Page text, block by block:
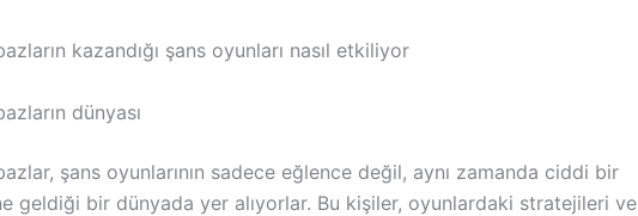
kazandığı şans oyunları nasıl etkiliyor
dünyası
şans oyunlarının sadece eğlence değil, aynı zamanda ciddi bir
geldiği bir dünyada yer alıyorlar. Bu kişiler, oyunlardaki stratejileri ve